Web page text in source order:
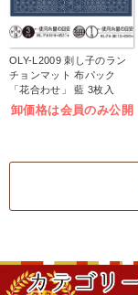
OLY-L2009 刺し子のラン
チョンマット 布パック
「花合わせ」 藍 3枚入
(袋)
卸価格は会員のみ公開